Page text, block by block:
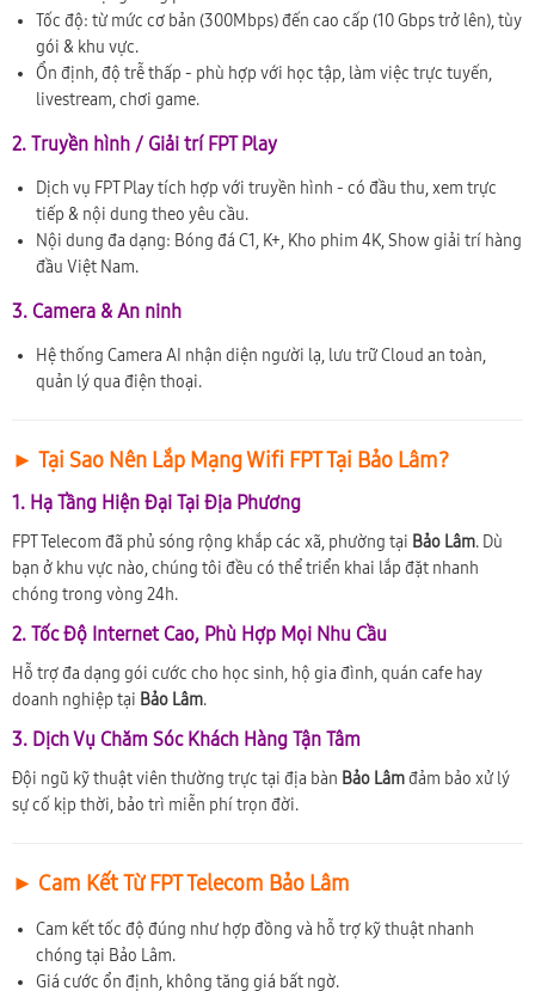
Tốc độ: từ mức cơ bản (300Mbps) đến cao cấp (10 Gbps trở lên), tùy
gói & khu vực.
Ổn định, độ trễ thấp - phù hợp với học tập, làm việc trực tuyến,
livestream, chơi game.
2. Truyền hình / Giải trí FPT Play
Dịch vụ FPT Play tích hợp với truyền hình - có đầu thu, xem trực
tiếp & nội dung theo yêu cầu.
Nội dung đa dạng: Bóng đá C1, K+, Kho phim 4K, Show giải trí hàng
đầu Việt Nam.
3. Camera & An ninh
Hệ thống Camera AI nhận diện người lạ, lưu trữ Cloud an toàn,
quản lý qua điện thoại.
► Tại Sao Nên Lắp Mạng Wifi FPT Tại Bảo Lâm?
1. Hạ Tầng Hiện Đại Tại Địa Phương
FPT Telecom đã phủ sóng rộng khắp các xã, phường tại Bảo Lâm. Dù
bạn ở khu vực nào, chúng tôi đều có thể triển khai lắp đặt nhanh
chóng trong vòng 24h.
2. Tốc Độ Internet Cao, Phù Hợp Mọi Nhu Cầu
Hỗ trợ đa dạng gói cước cho học sinh, hộ gia đình, quán cafe hay
doanh nghiệp tại Bảo Lâm.
3. Dịch Vụ Chăm Sóc Khách Hàng Tận Tâm
Đội ngũ kỹ thuật viên thường trực tại địa bàn Bảo Lâmđảm bảo xử lý
sự cố kịp thời, bảo trì miễn phí trọn đời.
► Cam Kết Từ FPT Telecom Bảo Lâm
Cam kết tốc độ đúng như hợp đồng và hỗ trợ kỹ thuật nhanh
chóng tại Bảo Lâm.
Giá cước ổn định, không tăng giá bất ngờ.